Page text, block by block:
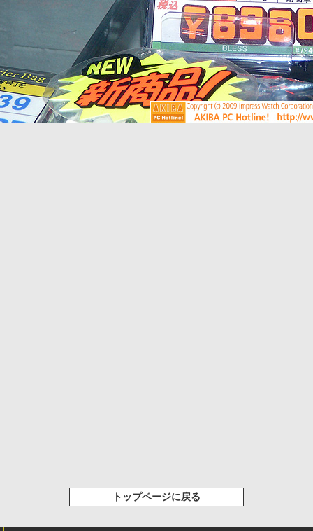
トップページに戻る